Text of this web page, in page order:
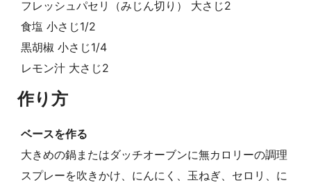
フレッシュパセリ（みじん切り） 大さじ2
食塩 小さじ1/2
黒胡椒 小さじ1/4
レモン汁 大さじ2
作り方
ベースを作る
大きめの鍋またはダッチオーブンに無カロリーの調理
スプレーを吹きかけ、にんにく、玉ねぎ、セロリ、に